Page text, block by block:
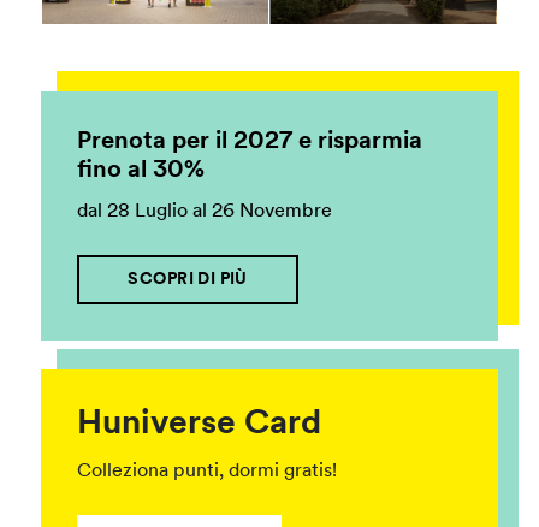
Prenota per il 2027 e risparmia
fino al 30%
dal 28 Luglio al 26 Novembre
SCOPRI DI PIÙ
Huniverse Card
Colleziona punti, dormi gratis!